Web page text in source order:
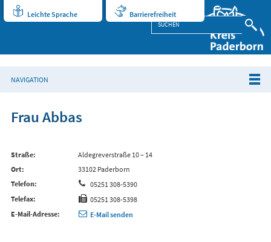
Leichte Sprache Barrierefreiheit
NAVIGATION
Frau Abbas
Straße
Aldegreverstraße 10 – 14
Ort
33102 Paderborn
Telefon
05251 308-5390
Telefax
05251 308-5398
E-Mail-Adresse
E-Mail senden